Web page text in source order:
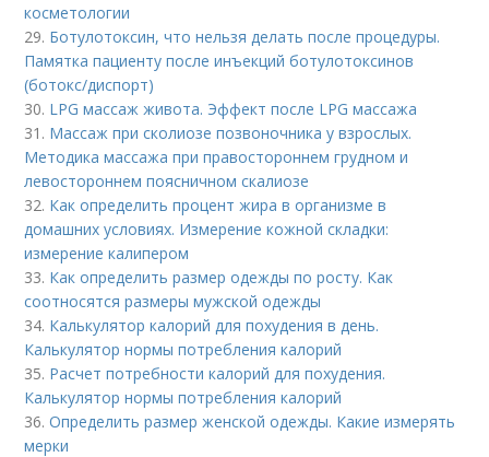
косметологии
29. Ботулотоксин, что нельзя делать после процедуры.
Памятка пациенту после инъекций ботулотоксинов
(ботокс/диспорт)
30. LPG массаж живота. Эффект после LPG массажа
31. Массаж при сколиозе позвоночника у взрослых.
Методика массажа при правостороннем грудном и
левостороннем поясничном скалиозе
32. Как определить процент жира в организме в
домашних условиях. Измерение кожной складки:
измерение калипером
33. Как определить размер одежды по росту. Как
соотносятся размеры мужской одежды
34. Калькулятор калорий для похудения в день.
Калькулятор нормы потребления калорий
35. Расчет потребности калорий для похудения.
Калькулятор нормы потребления калорий
36.Определить размер женской одежды. Какие измерять
мерки